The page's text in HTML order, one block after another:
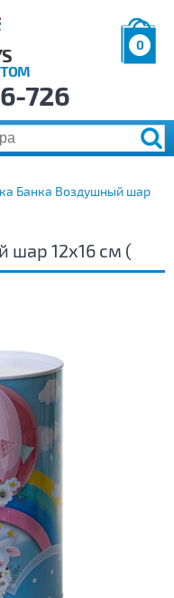
0
р.
726
Банка Воздушный шар
шар 12х16 см (